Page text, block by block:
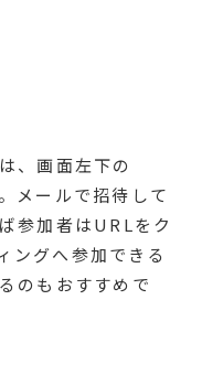
、画面左下の
メールで招待して
参加者はURLをク
ングへ参加できる
のもおすすめで